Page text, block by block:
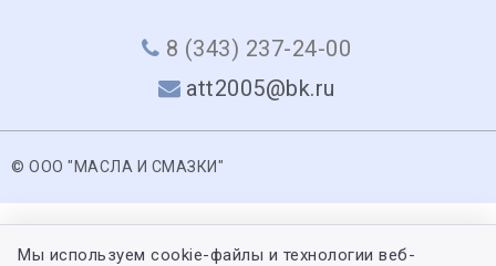
8 (343) 237-24-00
att2005@bk.ru
© ООО "МАСЛА И СМАЗКИ"
Мы используем cookie-файлы и технологии веб-